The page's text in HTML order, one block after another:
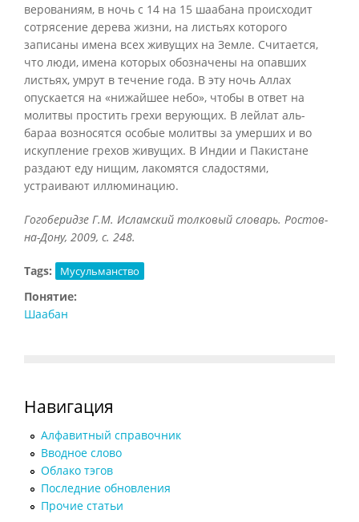
верованиям, в ночь с 14 на 15 шаабана происходит
сотрясение дерева жизни, на листьях которого
записаны имена всех живущих на Земле. Считается,
что люди, имена которых обозначены на опавших
листьях, умрут в течение года. В эту ночь Аллах
опускается на «нижайшее небо», чтобы в ответ на
молитвы простить грехи верующих. В лейлат аль-
бараа возносятся особые молитвы за умерших и во
искупление грехов живущих. В Индии и Пакистане
раздают еду нищим, лакомятся сладостями,
устраивают иллюминацию.
Гогоберидзе Г.М. Исламский толковый словарь. Ростов-
на-Дону, 2009, с. 248.
Tags: Мусульманство
Понятие:
Шаабан
Навигация
Алфавитный справочник
Вводное слово
Облако тэгов
Последние обновления
Прочие статьи